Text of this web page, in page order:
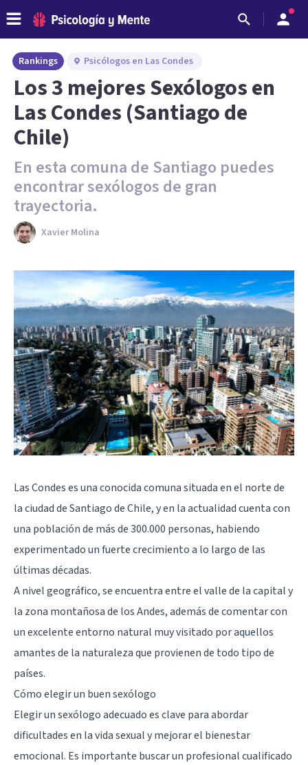
Rankings Psicólogos en Las Condes
Los 3 mejores Sexólogos en
Las Condes (Santiago de
Chile)
En esta comuna de Santiago puedes
encontrar sexólogos de gran
trayectoria.
Xavier Molina
Las Condes es una conocida comuna situada en el norte de
la ciudad de Santiago de Chile, y en la actualidad cuenta con
una población de más de 300.000 personas, habiendo
experimentado un fuerte crecimiento a lo largo de las
últimas décadas.
A nivel geográfico, se encuentra entre el valle de la capital y
la zona montañosa de los Andes, además de comentar con
un excelente entorno natural muy visitado por aquellos
amantes de la naturaleza que provienen de todo tipo de
países.
Cómo elegir un buen sexólogo
Elegir un sexólogo adecuado es clave para abordar
dificultades en la vida sexual y mejorar el bienestar
emocional. Es importante buscar un profesional cualificado